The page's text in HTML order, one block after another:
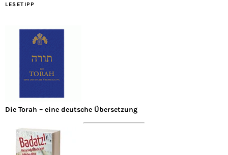
LESETIPP
Die Torah – eine deutsche Übersetzung